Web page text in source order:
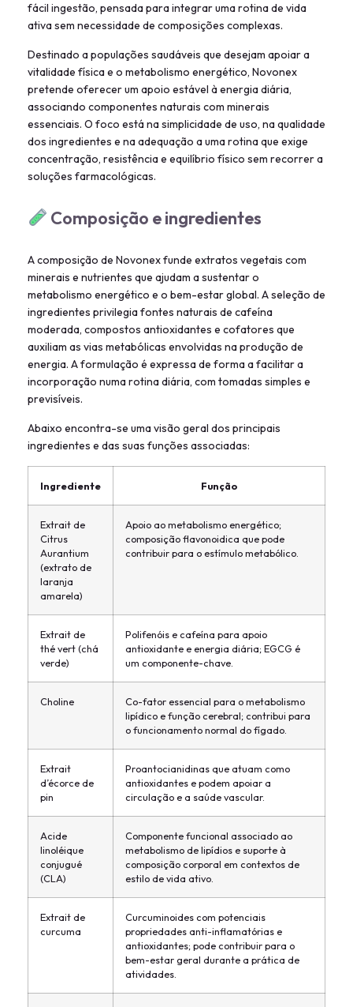
fácil ingestão, pensada para integrar uma rotina de vida
ativa sem necessidade de composições complexas.
Destinado a populações saudáveis que desejam apoiar a
vitalidade física e o metabolismo energético, Novonex
pretende oferecer um apoio estável à energia diária,
associando componentes naturais com minerais
essenciais. O foco está na simplicidade de uso, na qualidade
dos ingredientes e na adequação a uma rotina que exige
concentração, resistência e equilíbrio físico sem recorrer a
soluções farmacológicas.
Composição e ingredientes
A composição de Novonex funde extratos vegetais com
minerais e nutrientes que ajudam a sustentar o
metabolismo energético e o bem-estar global. A seleção de
ingredientes privilegia fontes naturais de cafeína
moderada, compostos antioxidantes e cofatores que
auxiliam as vias metabólicas envolvidas na produção de
energia. A formulação é expressa de forma a facilitar a
incorporação numa rotina diária, com tomadas simples e
previsíveis.
Abaixo encontra-se uma visão geral dos principais
ingredientes e das suas funções associadas:
Ingrediente Função
Extrait de
Citrus
Aurantium
(extrato de
laranja
amarela)
Apoio ao metabolismo energético;
composição flavonoidica que pode
contribuir para o estímulo metabólico.
Extrait de
thé vert (chá
verde)
Polifenóis e cafeína para apoio
antioxidante e energia diária; EGCG é
um componente-chave.
Choline
Co-fator essencial para o metabolismo
lipídico e função cerebral; contribui para
o funcionamento normal do fígado.
Extrait
d’écorce de
pin
Proantocianidinas que atuam como
antioxidantes e podem apoiar a
circulação e a saúde vascular.
Acide
linoléique
conjugué
(CLA)
Componente funcional associado ao
metabolismo de lipídios e suporte à
composição corporal em contextos de
estilo de vida ativo.
Extrait de
curcuma
Curcuminoides com potenciais
propriedades anti-inflamatórias e
antioxidantes; pode contribuir para o
bem-estar geral durante a prática de
atividades.